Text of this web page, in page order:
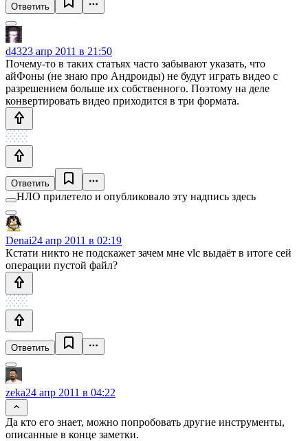
Ответить
d4323 апр 2011 в 21:50
Почему-то в таких статьях часто забывают указать, что
айФоны (не знаю про Андроиды) не будут играть видео с
разрешением больше их собственного. Поэтому на деле
конвертировать видео приходится в три формата.
Ответить
НЛО прилетело и опубликовало эту надпись здесь
Denai24 апр 2011 в 02:19
Кстати никто не подскажет зачем мне vlc выдаёт в итоге сей
операции пустой файл?
Ответить
zeka24 апр 2011 в 04:22
Да кто его знает, можно попробовать другие инструменты,
описанные в конце заметки.